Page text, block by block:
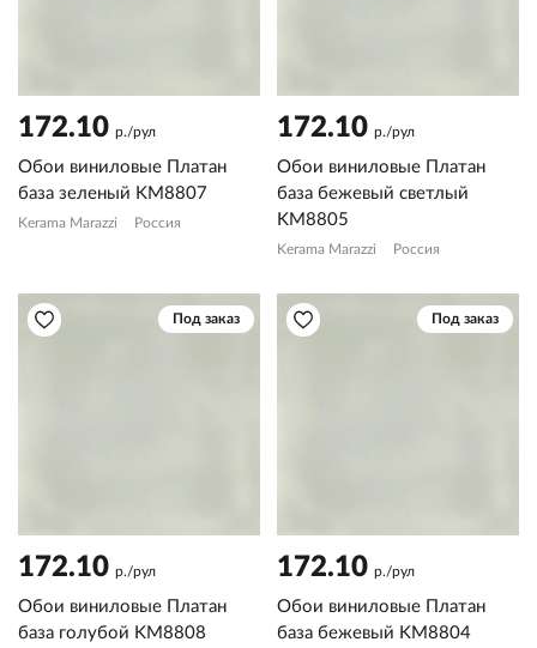
172.10 р./рул
Обои виниловые Платан
база зеленый KM8807
Kerama Marazzi Россия
172.10 р./рул
Обои виниловые Платан
база бежевый светлый
KM8805
Kerama Marazzi Россия
Под заказ
172.10 р./рул
Обои виниловые Платан
база голубой KM8808
Под заказ
172.10 р./рул
Обои виниловые Платан
база бежевый KM8804